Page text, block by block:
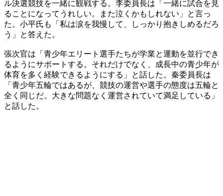
ル決選競技を一緒に観戦する。李委員長は「一緒に試合を見
ることになってうれしい。また泣くかもしれない」と言っ
た。小平氏も「私は涙を我慢して、しっかり抱きしめるだろ
う」と答えた。
張次官は「青少年エリート選手たちが学業と運動を並行でき
るようにサポートする。それだけでなく、成長中の青少年が
体育を多く経験できるようにする」と話した。秦委員長は
「青少年五輪ではあるが、競技の運営や選手の態度は五輪と
全く同じだ。大きな問題なく運営されていて満足している」
と話した。